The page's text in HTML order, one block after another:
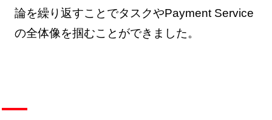
論を繰り返すことでタスクやPayment Service
の全体像を掴むことができました。